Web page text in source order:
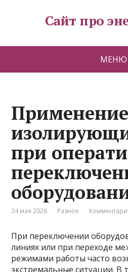
Сайт про
МЕНЮ
Применение
при
24 мая 2026 Разное
При переключении
линиях или при переходе
режимами работы часто
экстремальные ситуации. В